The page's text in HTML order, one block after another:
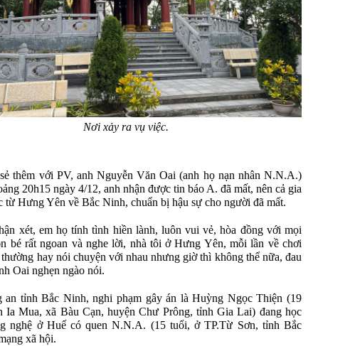
Nơi xảy ra vụ việc.
thêm với PV, anh Nguyễn Văn Oai (anh họ nạn nhân N.N.A.)
20h15 ngày 4/12, anh nhận được tin báo A. đã mất, nên cả gia
từ Hưng Yên về Bắc Ninh, chuẩn bị hậu sự cho người đã mất.
xét, em họ tính tình hiền lành, luôn vui vẻ, hòa đồng với mọi
bé rất ngoan và nghe lời, nhà tôi ở Hưng Yên, mỗi lần về chơi
thường hay nói chuyện với nhau nhưng giờ thì không thể nữa, đau
Oai nghẹn ngào nói.
an tỉnh Bắc Ninh, nghi phạm gây án là Huỳng Ngọc Thiện (19
Ia Mua, xã Bàu Cạn, huyện Chư Prông, tỉnh Gia Lai) đang học
nghệ ở Huế có quen N.N.A. (15 tuổi, ở TP.Từ Sơn, tỉnh Bắc
xã hội.